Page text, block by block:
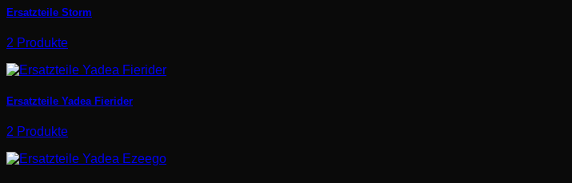
Ersatzteile Storm
2 Produkte
Ersatzteile Yadea Fierider
2 Produkte